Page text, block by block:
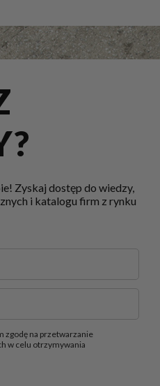
Zyskaj dostęp do wiedzy,
i katalogu firm z rynku
zgodę na przetwarzanie
w celu otrzymywania